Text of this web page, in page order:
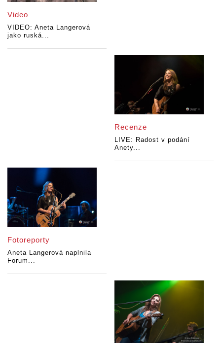
Video
VIDEO: Aneta Langerová
jako ruská...
Recenze
LIVE: Radost v podání
Anety...
Fotoreporty
Aneta Langerová naplnila
Forum...